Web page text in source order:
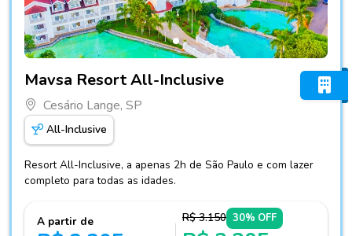
Mavsa Resort All-Inclusive
Cesário Lange, SP
All-Inclusive
Resort All-Inclusive, a apenas 2h de São Paulo e com lazer
completo para todas as idades.
A partir de R$ 3.150 30% OFF